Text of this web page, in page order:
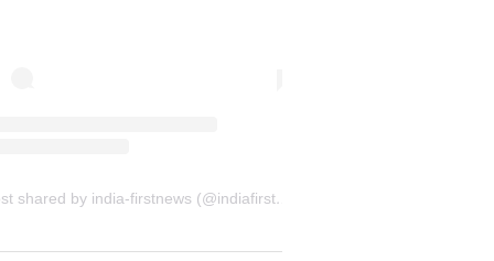
A post shared by india-firstnews (@indiafirstnewsbkn)